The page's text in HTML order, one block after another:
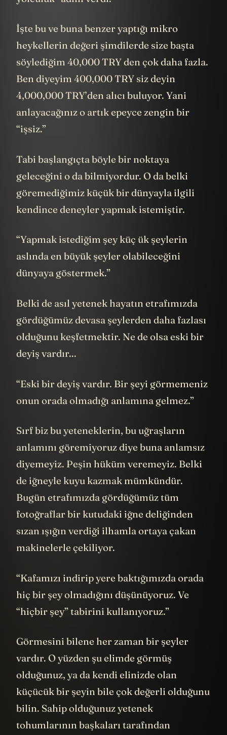
İşte bu ve buna benzer yaptığı mikro
heykellerin değeri şimdilerde size başta
söylediğim 40,000 TRY den çok daha fazla.
Ben diyeyim 400,000 TRY siz deyin
4,000,000 TRY’den alıcı buluyor. Yani
anlayacağınız o artık epeyce zengin bir
“işsiz.”
Tabi başlangıçta böyle bir noktaya
geleceğini o da bilmiyordur. O da belki
göremediğimiz küçük bir dünyayla ilgili
kendince deneyler yapmak istemiştir.
“Yapmak istediğim şey küç ük şeylerin
aslında en büyük şeyler olabileceğini
dünyaya göstermek.”
Belki de asıl yetenek hayatın etrafımızda
gördüğümüz devasa şeylerden daha fazlası
olduğunu keşfetmektir. Ne de olsa eski bir
deyiş vardır...
“Eski bir deyiş vardır. Bir şeyi görmemeniz
onun orada olmadığı anlamına gelmez.”
Sırf biz bu yeteneklerin, bu uğraşların
anlamını göremiyoruz diye buna anlamsız
diyemeyiz. Peşin hüküm veremeyiz. Belki
de iğneyle kuyu kazmak mümkündür.
Bugün etrafımızda gördüğümüz tüm
fotoğraflar bir kutudaki iğne deliğinden
sızan ışığın verdiği ilhamla ortaya çakan
makinelerle çekiliyor.
“Kafamızı indirip yere baktığımızda orada
hiç bir şey olmadığını düşünüyoruz. Ve
“hiçbir şey” tabirini kullanıyoruz.”
Görmesini bilene her zaman bir şeyler
vardır. O yüzden şu elimde görmüş
olduğunuz, ya da kendi elinizde olan
küçücük bir şeyin bile çok değerli olduğunu
bilin. Sahip olduğunuz yetenek
tohumlarının başkaları tarafından